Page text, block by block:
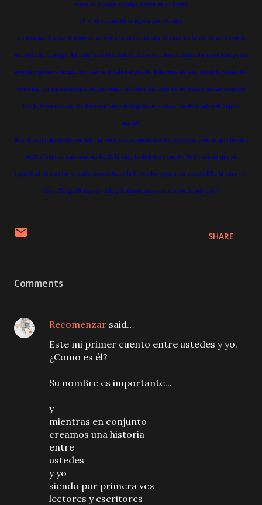
suena El corazón cabalga brioso en su pecho.
¿Y si Juan cambió la espera por Olvido?
Lo escucha: La voz es perfecta, ni ronca ni suave, ni alta ni baja. Es la voz de un hombre,
en busca de la magia del amor que ella también necesita...Ana is inside his mind.Her power
over him grows stronger. Se citan en el café del puerto. Ella llega en taxi. Desde la ventanilla
lo divisa. La espera sentado en una mesa .Al fondo las velas de los barcos bailan sinuosas
con la brisa marina. Un hermoso ramo de orquídeas violetas, resaltan sobre el blanco
mantel.
Baja descuidadamente, con toda la intención de mostrarles las hermosas piernas que llevaba
ocultas bajo su traje azul noche.Él la mira la disfruta y sonríe. Se da cuenta que su
capacidad de cazador se había invertido...solo le restaba esperar ser cazado.Ella lo mira y le
dice...Tengo 30 días de vida.¿ Podemos amarnos el resto de mis días?
SHARE
Comments
Recomenzar said…
Este mi primer cuento entre ustedes y yo.
¿Como es él?
Su nomBre es importante...
y
mientras en conjunto
creamos una historia
entre
ustedes
y yo
siendo por primera vez
lectores y escritores